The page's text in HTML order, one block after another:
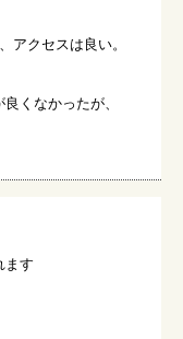
アクセスは良い。
くなかったが、
ます